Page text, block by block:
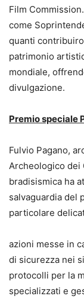
Film
come
quanti
patrimonio
mondiale,
divulgazione.
Premio speciale
Fulvio Pagano,
Archeologico dei
bradisismica ha
salvaguardia del
particolare
azioni messe in
di sicurezza nei
protocolli per la
specializzati e